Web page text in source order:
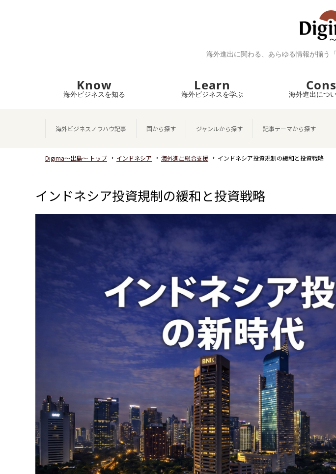
海外進出に関わる、あらゆる情報が揃う
Know
海外ビジネスを知る
Learn
海外ビジネスを学ぶ 海外進出につ
海外ビジネスノウハウ記事 国から探す ジャンルから探す 記事テーマから探す
Digima～出島～ トップ インドネシア 海外進出総合支援 インドネシア投資規制の緩和と投資戦略
インドネシア投資規制の緩和と投資戦略